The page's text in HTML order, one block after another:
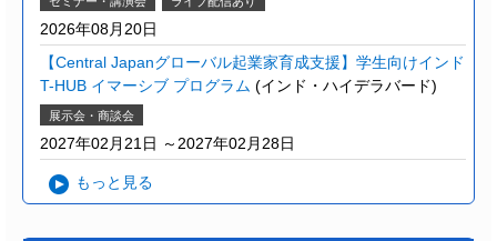
2026年08月20日
【Central Japanグローバル起業家育成支援】学生向けインド
T-HUB イマーシブ プログラム(インド・ハイデラバード)
展示会・商談会
2027年02月21日 ～2027年02月28日
もっと見る